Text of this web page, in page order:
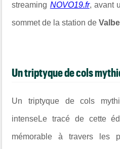
streaming NOVO19.fr, avant
sommet de la station de
Un triptyque de cols
Un triptyque de cols
intenseLe tracé de cette
mémorable à travers les